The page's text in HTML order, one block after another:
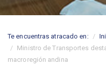
Te encuentras atracado en:
Ministro de Transportes
macroregión andina